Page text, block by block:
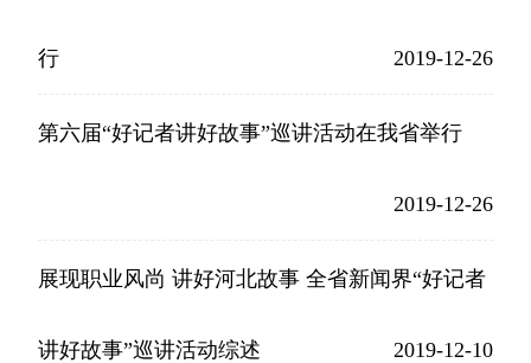
行 2019-12-26
第六届“好记者讲好故事”巡讲活动在我省举行
2019-12-26
展现职业风尚 讲好河北故事 全省新闻界“好记者
讲好故事”巡讲活动综述 2019-12-10